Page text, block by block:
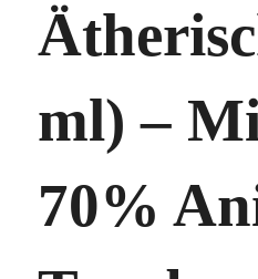
ml) –
70%